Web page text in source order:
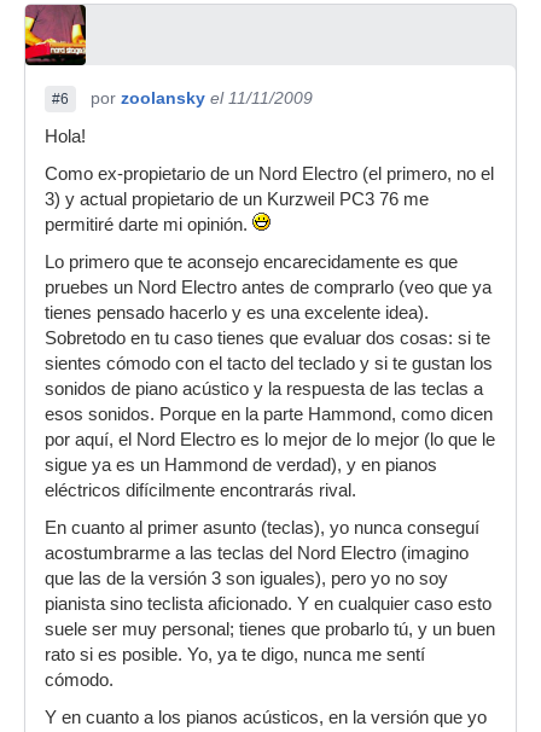
#6 por zoolansky el 11/11/2009
Hola!
Como ex-propietario de un Nord Electro (el primero, no el
3) y actual propietario de un Kurzweil PC3 76 me
permitiré darte mi opinión.
Lo primero que te aconsejo encarecidamente es que
pruebes un Nord Electro antes de comprarlo (veo que ya
tienes pensado hacerlo y es una excelente idea).
Sobretodo en tu caso tienes que evaluar dos cosas: si te
sientes cómodo con el tacto del teclado y si te gustan los
sonidos de piano acústico y la respuesta de las teclas a
esos sonidos. Porque en la parte Hammond, como dicen
por aquí, el Nord Electro es lo mejor de lo mejor (lo que le
sigue ya es un Hammond de verdad), y en pianos
eléctricos difícilmente encontrarás rival.
En cuanto al primer asunto (teclas), yo nunca conseguí
acostumbrarme a las teclas del Nord Electro (imagino
que las de la versión 3 son iguales), pero yo no soy
pianista sino teclista aficionado. Y en cualquier caso esto
suele ser muy personal; tienes que probarlo tú, y un buen
rato si es posible. Yo, ya te digo, nunca me sentí
cómodo.
Y en cuanto a los pianos acústicos, en la versión que yo